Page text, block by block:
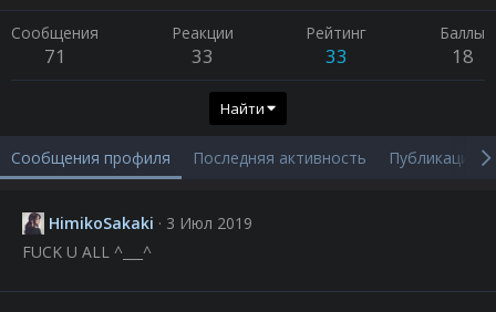
Сообщения
71
Реакции
33
Рейтинг
33
Баллы
18
Найти
Сообщения профиля Последняя активность Публикации
HimikoSakaki
3 Июл 2019
FUCK U ALL ^___^